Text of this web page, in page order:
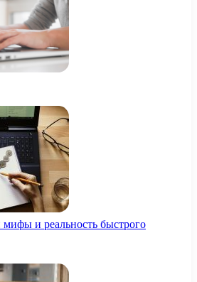
и реальность быстрого